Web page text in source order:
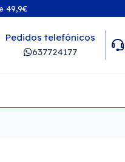
49,9€
Pedidos telefónicos
637724177